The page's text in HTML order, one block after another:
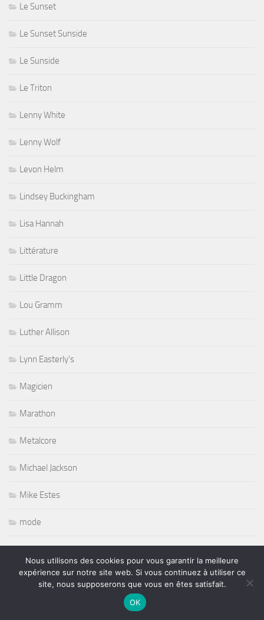
Le Sunset
Le Sunset Sunside
Le Sunside
Le Triton
Lenny White
Lenny Wolf
Levon Helm
Lindsey Buckingham
Lisa Hannah
Littérature
Little Dragon
Lou Gramm
Luther Allison
Lynn Easterly's
Magicien
Marathon
Metalcore
Michael Jackson
Mike Estes
mode
Mode defilé
Modern Drummer
Nous utilisons des cookies pour vous garantir la meilleure
expérience sur notre site web. Si vous continuez à utiliser ce
site, nous supposerons que vous en êtes satisfait.
OK